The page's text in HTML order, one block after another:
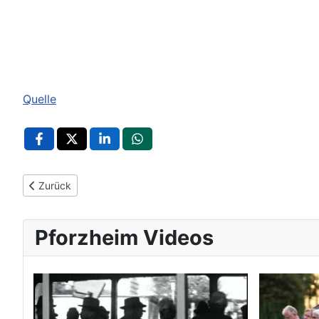
Quelle
Vorheriger Beitrag: Reuchlin-Schüler forschen zur
Zurück
Pforzheim Videos